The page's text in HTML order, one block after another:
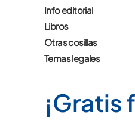
Info editorial
Libros
Otras cosillas
Temas legales
¡Gratis